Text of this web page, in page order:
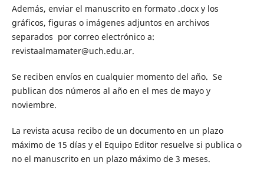
Además, enviar el manuscrito en formato .docx y los
gráficos, figuras o imágenes adjuntos en archivos
separados por correo electrónico a:
revistaalmamater@uch.edu.ar.
Se reciben envíos en cualquier momento del año. Se
publican dos números al año en el mes de mayo y
noviembre.
La revista acusa recibo de un documento en un plazo
máximo de 15 días y el Equipo Editor resuelve si publica o
no el manuscrito en un plazo máximo de 3 meses.